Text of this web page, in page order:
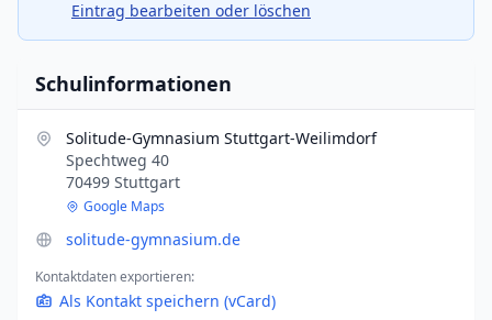
Eintrag bearbeiten oder löschen
Schulinformationen
Solitude-Gymnasium Stuttgart-Weilimdorf
Spechtweg 40
70499 Stuttgart
Google Maps
solitude-gymnasium.de
Kontaktdaten exportieren:
Als Kontakt speichern (vCard)